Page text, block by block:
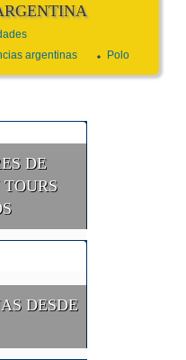
argentinas Polo
DE
DESDE